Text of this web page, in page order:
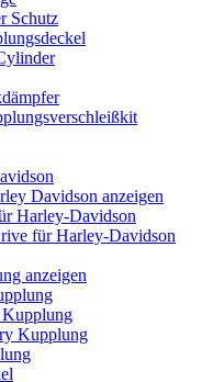
Schutz
Davidson anzeigen
Harley-Davidson
für Harley-Davidson
anzeigen
Kupplung